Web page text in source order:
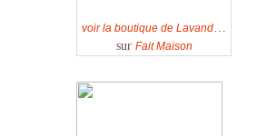
voir la boutique de Lavandenikita
sur Fait Maison